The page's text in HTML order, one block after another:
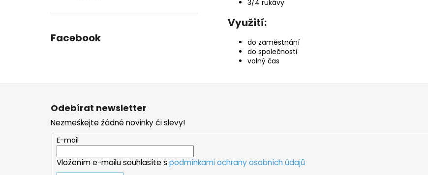
Facebook
3/4 rukávy
Využití:
do zaměstnání
do společnosti
volný čas
Z
Odebírat newsletter
Nezmeškejte žádné novinky či slevy!
E-mail
Vložením e-mailu souhlasíte s podmínkami ochrany osobních údajů